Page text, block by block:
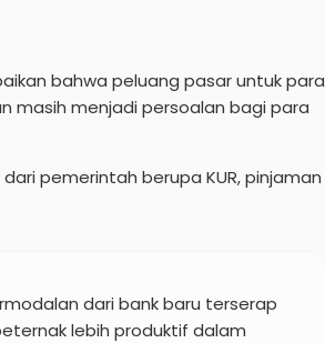
bahwa peluang pasar untuk para
masih menjadi persoalan bagi para
pemerintah berupa KUR, pinjaman
dari bank baru terserap
lebih produktif dalam